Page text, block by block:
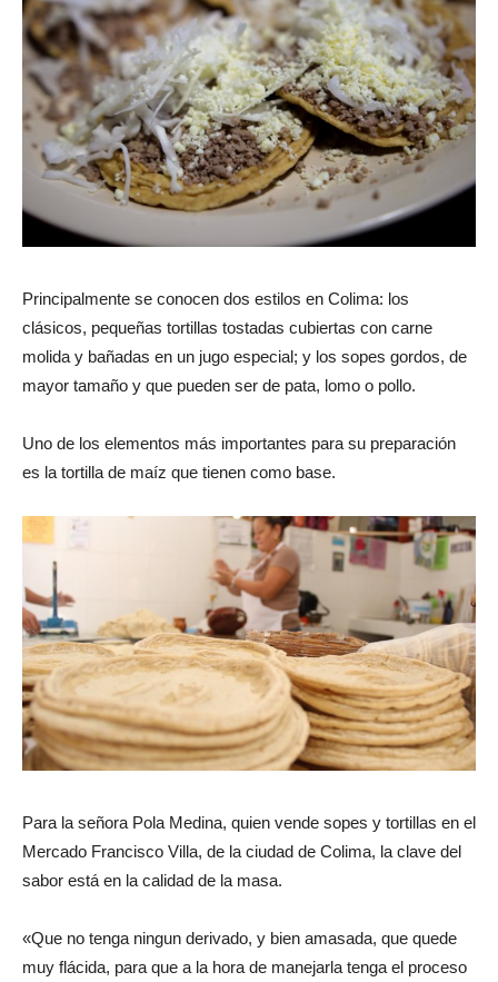
Principalmente se conocen dos estilos en Colima: los
clásicos, pequeñas tortillas tostadas cubiertas con carne
molida y bañadas en un jugo especial; y los sopes gordos, de
mayor tamaño y que pueden ser de pata, lomo o pollo.
Uno de los elementos más importantes para su preparación
es la tortilla de maíz que tienen como base.
Para la señora Pola Medina, quien vende sopes y tortillas en el
Mercado Francisco Villa, de la ciudad de Colima, la clave del
sabor está en la calidad de la masa.
«Que no tenga ningun derivado, y bien amasada, que quede
muy flácida, para que a la hora de manejarla tenga el proceso